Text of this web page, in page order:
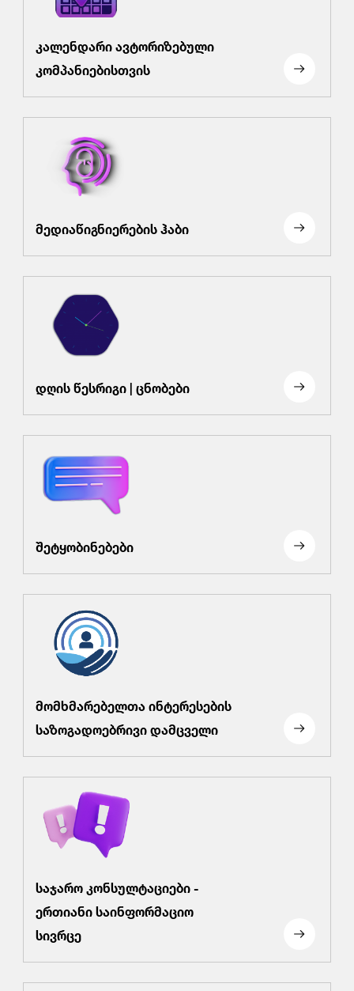
კალენდარი ავტორიზებული
კომპანიებისთვის
მედიაწიგნიერების ჰაბი
დღის წესრიგი | ცნობები
შეტყობინებები
მომხმარებელთა ინტერესების
საზოგადოებრივი დამცველი
საჯარო კონსულტაციები -
ერთიანი საინფორმაციო
სივრცე